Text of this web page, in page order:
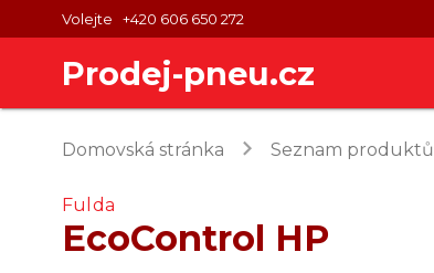
Volejte +420 606 650 272
Prodej-pneu.cz
Domovská stránka keyboard_arrow_right Seznam produktů
Fulda
EcoControl HP